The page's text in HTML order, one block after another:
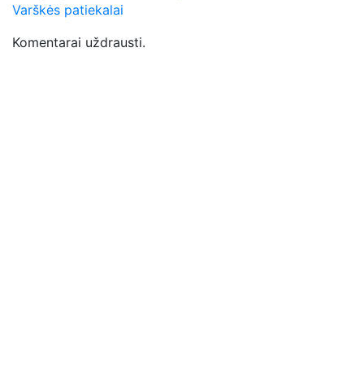
Varškės patiekalai
Komentarai uždrausti.